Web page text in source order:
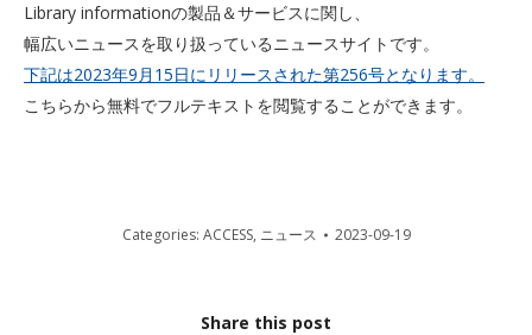
Library informationの製品＆サービスに関し、
幅広いニュースを取り扱っているニュースサイトです。
下記は2023年9月15日にリリースされた第256号となります。
こちらから無料でフルテキストを閲覧することができます。
Categories: ACCESS, ニュース 2023-09-19
Share this post